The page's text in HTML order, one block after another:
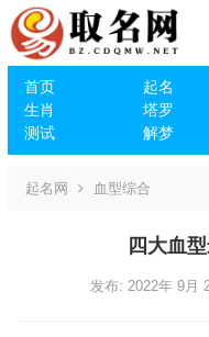
首页 起名
生肖
塔罗
测试
解梦
起名网 血型综合
四大血
发布: 2022年 9月